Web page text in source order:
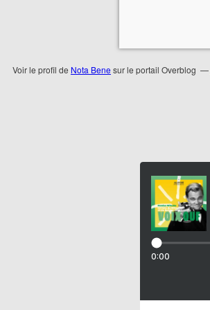
Voir le profil de Nota Bene sur le portail Overblog
0:00